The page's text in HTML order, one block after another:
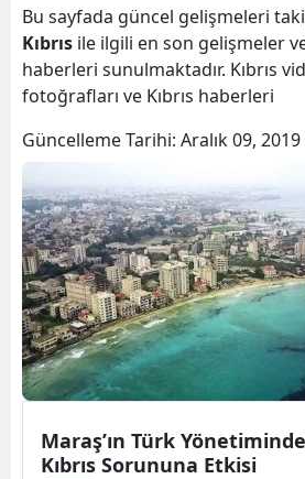
Bu sayfada güncel gelişmeleri
Kıbrıs ile ilgili en son gelişmeler
haberleri sunulmaktadır. Kıbrıs
fotoğrafları ve Kıbrıs haberleri
Güncelleme Tarihi: Aralık 09, 2019
Maraş’ın Türk Yönetiminde
Kıbrıs Sorununa Etkisi